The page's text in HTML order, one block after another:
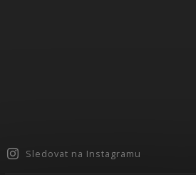
Sledovat na Instagramu